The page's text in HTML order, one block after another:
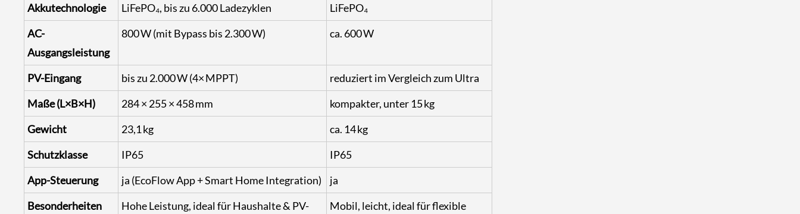
Akkutechnologie
LiFePO₄, bis zu 6.000 Ladezyklen
LiFePO₄
AC-
Ausgangsleistung
800 W (mit Bypass bis 2.300 W) ca. 600 W
PV-Eingang bis zu 2.000 W (4× MPPT)
reduziert im Vergleich zum Ultra
Maße (L×B×H)
284 × 255 × 458 mm
kompakter, unter 15 kg
Gewicht
23,1 kg
ca. 14 kg
Schutzklasse
IP65
IP65
App-Steuerung
ja (EcoFlow App + Smart Home Integration)
ja
Besonderheiten
Hohe Leistung, ideal für Haushalte & PV-
Mobil, leicht, ideal für flexible